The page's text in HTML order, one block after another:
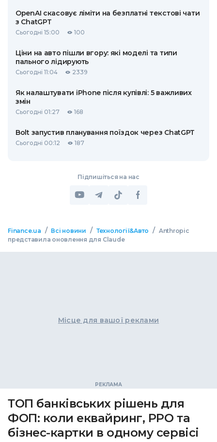
OpenAI скасовує ліміти на безплатні текстові чати
з ChatGPT
Сьогодні 15:00 100
Ціни на авто пішли вгору: які моделі та типи
пального лідирують
Сьогодні 11:04 2339
Як налаштувати iPhone після купівлі: 5 важливих
змін
Сьогодні 01:27 168
Bolt запустив планування поїздок через ChatGPT
Сьогодні 00:12 187
Підпишіться на нас
Finance.ua / Всі новини / Технології&Авто / Anthropic
представила оновлення для Claude
Місце для вашої реклами
ТОП банківських рішень для
ФОП: коли еквайринг, РРО та
бізнес-картки в одному сервісі